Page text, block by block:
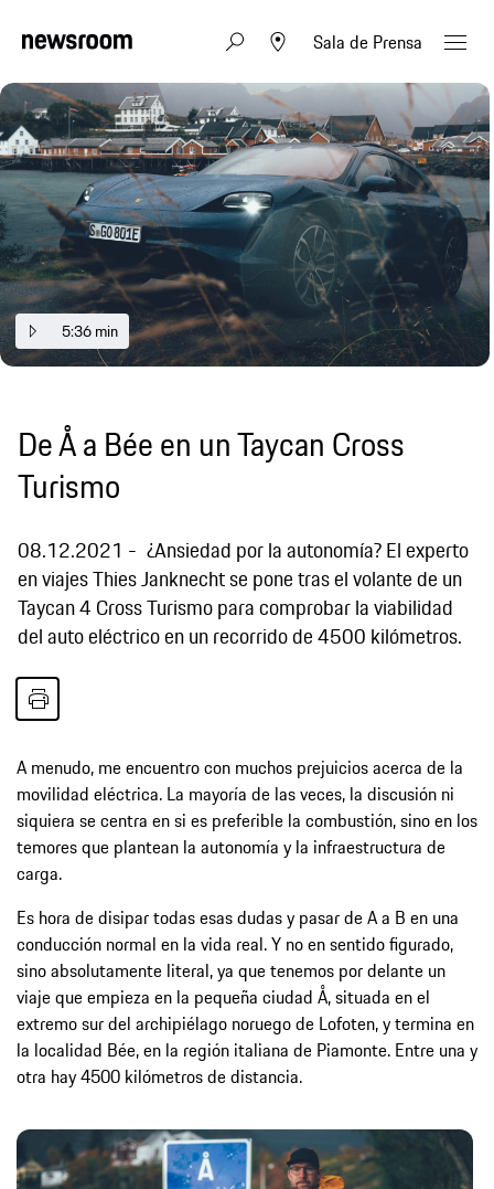
Sala de Prensa
5:36 min
De Å a Bée en un Taycan Cross
Turismo
08.12.2021
¿Ansiedad por la autonomía? El experto
en viajes Thies Janknecht se pone tras el volante de un
Taycan 4 Cross Turismo para comprobar la viabilidad
del auto eléctrico en un recorrido de 4500 kilómetros.
A menudo, me encuentro con muchos prejuicios acerca de la
movilidad eléctrica. La mayoría de las veces, la discusión ni
siquiera se centra en si es preferible la combustión, sino en los
temores que plantean la autonomía y la infraestructura de
carga.
Es hora de disipar todas esas dudas y pasar de A a B en una
conducción normal en la vida real. Y no en sentido figurado,
sino absolutamente literal, ya que tenemos por delante un
viaje que empieza en la pequeña ciudad Å, situada en el
extremo sur del archipiélago noruego de Lofoten, y termina en
la localidad Bée, en la región italiana de Piamonte. Entre una y
otra hay 4500 kilómetros de distancia.